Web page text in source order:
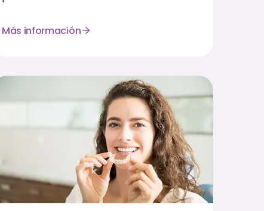
Más información